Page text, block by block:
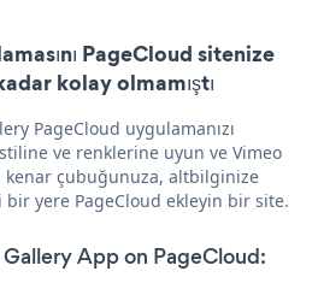
PageCloud sitenize
kolay olmamıştı
PageCloud uygulamanızı
ve renklerine uyun ve Vimeo
kenar çubuğunuza, altbilginize
yere PageCloud ekleyin bir site.
App on PageCloud: